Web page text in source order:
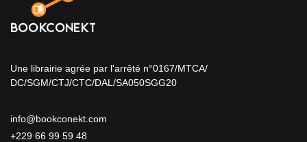
Une librairie agrée par l'arrêté n°0167/MTCA/
DC/SGM/CTJ/CTC/DAL/SA050SGG20
info@bookconekt.com
+229 66 99 59 48